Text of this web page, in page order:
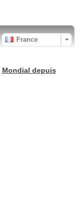
France
Mondial depuis